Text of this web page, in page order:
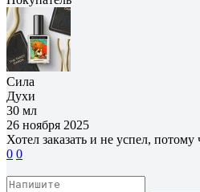
Сила
Духи
30 мл
26 ноября 2025
Хотел заказать и не успел, потому
0 0